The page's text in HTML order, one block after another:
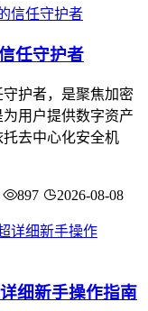
任守护者
护者，是聚焦加密
用户提供数字资产
去中心化安全机
897 2026-08-08
细新手操作指南